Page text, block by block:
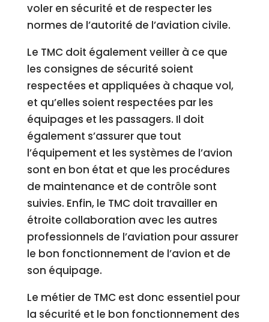
voler en sécurité et de respecter les
normes de l’autorité de l’aviation civile.
Le TMC doit également veiller à ce que
les consignes de sécurité soient
respectées et appliquées à chaque vol,
et qu’elles soient respectées par les
équipages et les passagers. Il doit
également s’assurer que tout
l’équipement et les systèmes de l’avion
sont en bon état et que les procédures
de maintenance et de contrôle sont
suivies. Enfin, le TMC doit travailler en
étroite collaboration avec les autres
professionnels de l’aviation pour assurer
le bon fonctionnement de l’avion et de
son équipage.
Le métier de TMC est donc essentiel pour
la sécurité et le bon fonctionnement des